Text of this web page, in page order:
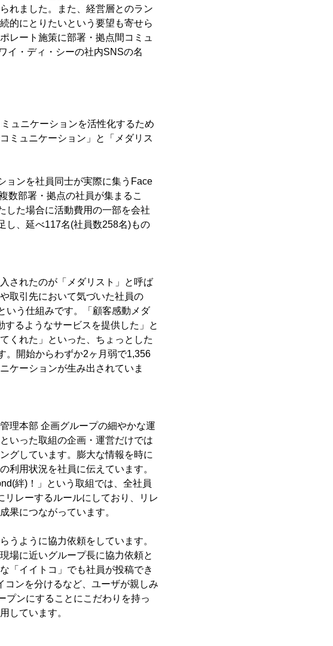
れました。また、経営層とのラン
的にとりたいという要望も寄せら
レート施策に部署・拠点間コミュ
イ・ディ・シーの社内SNSの名
ュニケーションを活性化するため
ミュニケーション」と「メダリス
ョンを社員同士が実際に集うFace
数部署・拠点の社員が集まるこ
した場合に活動費用の一部を会社
し、延べ117名(社員数258名)もの
されたのが「メダリスト」と呼ば
取引先において気づいた社員の
いう仕組みです。「顧客感動メダ
るようなサービスを提供した」と
くれた」といった、ちょっとした
。開始からわずか2ヶ月弱で1,356
ケーションが生み出されていま
理本部 企画グループの細やかな運
いった取組の企画・運営だけでは
グしています。膨大な情報を時に
利用状況を社員に伝えています。
絆)！」という取組では、全社員
レーするルールにしており、リレ
果につながっています。
うように協力依頼をしています。
場に近いグループ長に協力依頼と
「イイトコ」でも社員が投稿でき
コンを分けるなど、ユーザが親しみ
プンにすることにこだわりを持っ
しています。